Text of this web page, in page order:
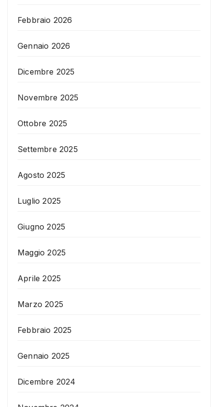
Febbraio 2026
Gennaio 2026
Dicembre 2025
Novembre 2025
Ottobre 2025
Settembre 2025
Agosto 2025
Luglio 2025
Giugno 2025
Maggio 2025
Aprile 2025
Marzo 2025
Febbraio 2025
Gennaio 2025
Dicembre 2024